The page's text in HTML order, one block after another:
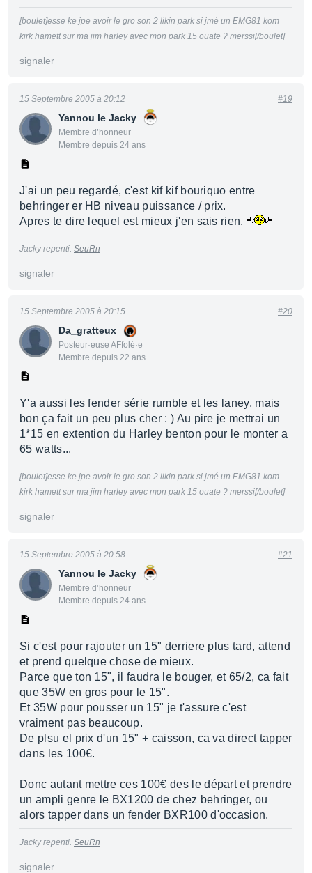
[boulet]esse ke jpe avoir le gro son 2 likin park si jmé un EMG81 kom
kirk hamett sur ma jim harley avec mon park 15 ouate ? merssi[/boulet]
signaler
Yannou le Jacky
Membre d’honneur
Membre depuis 24 ans
15 Septembre 2005 à 20:12 #19
J'ai un peu regardé, c'est kif kif bouriquo entre
behringer er HB niveau puissance / prix.
Apres te dire lequel est mieux j'en sais rien.
Jacky repenti. SeuRn
signaler
Da_gratteux
Posteur·euse AFfolé·e
Membre depuis 22 ans
15 Septembre 2005 à 20:15 #20
Y'a aussi les fender série rumble et les laney, mais
bon ça fait un peu plus cher : ) Au pire je mettrai un
1*15 en extention du Harley benton pour le monter a
65 watts...
[boulet]esse ke jpe avoir le gro son 2 likin park si jmé un EMG81 kom
kirk hamett sur ma jim harley avec mon park 15 ouate ? merssi[/boulet]
signaler
Yannou le Jacky
Membre d’honneur
Membre depuis 24 ans
15 Septembre 2005 à 20:58 #21
Si c'est pour rajouter un 15" derriere plus tard, attend
et prend quelque chose de mieux.
Parce que ton 15", il faudra le bouger, et 65/2, ca fait
que 35W en gros pour le 15".
Et 35W pour pousser un 15" je t'assure c'est
vraiment pas beaucoup.
De plsu el prix d'un 15" + caisson, ca va direct tapper
dans les 100€.
Donc autant mettre ces 100€ des le départ et prendre
un ampli genre le BX1200 de chez behringer, ou
alors tapper dans un fender BXR100 d'occasion.
Jacky repenti. SeuRn
signaler